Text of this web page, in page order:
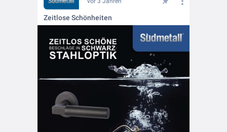
Zeitlose Schönheiten